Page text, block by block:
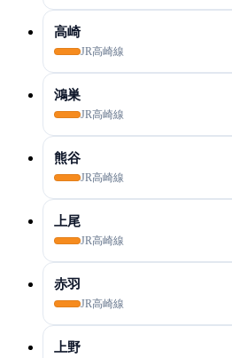
高崎
JR高崎線
鴻巣
JR高崎線
熊谷
JR高崎線
上尾
JR高崎線
赤羽
JR高崎線
上野